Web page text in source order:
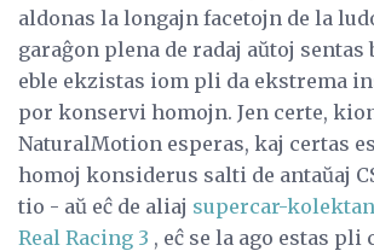
aldonas la longajn facetojn de la
garaĝon plena de radaj aŭtoj sentas
eble ekzistas iom pli da ekstrema
por konservi homojn. Jen certe,
NaturalMotion esperas, kaj certas
homoj konsiderus salti de antaŭaj
tio - aŭ eĉ de aliaj supercar-
Real Racing 3 , eĉ se la ago estas